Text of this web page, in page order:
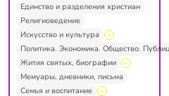
Единство и разделения христиан
Религиоведение
Искусство и культура
Политика. Экономика. Общество.
Жития святых, биографии
Мемуары, дневники, письма
Семья и воспитание